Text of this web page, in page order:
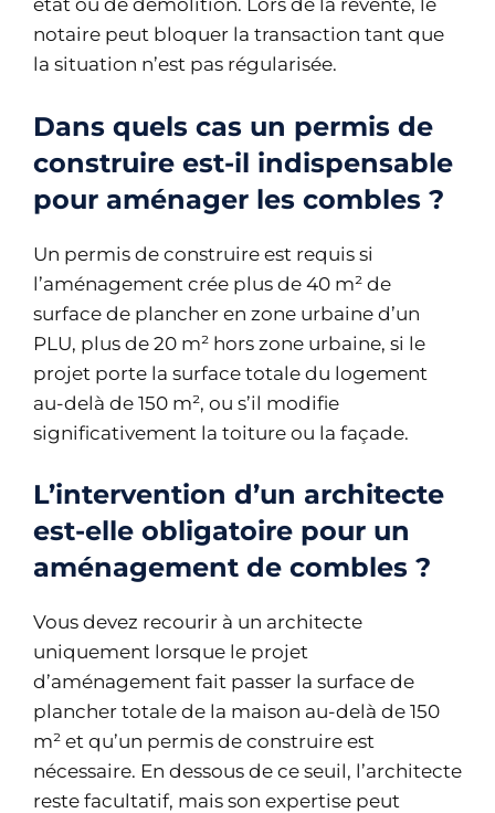
état ou de démolition. Lors de la revente, le
notaire peut bloquer la transaction tant que
la situation n’est pas régularisée.
Dans quels cas un permis de
construire est-il indispensable
pour aménager les combles ?
Un permis de construire est requis si
l’aménagement crée plus de 40 m² de
surface de plancher en zone urbaine d’un
PLU, plus de 20 m² hors zone urbaine, si le
projet porte la surface totale du logement
au-delà de 150 m², ou s’il modifie
significativement la toiture ou la façade.
L’intervention d’un architecte
est-elle obligatoire pour un
aménagement de combles ?
Vous devez recourir à un architecte
uniquement lorsque le projet
d’aménagement fait passer la surface de
plancher totale de la maison au-delà de 150
m² et qu’un permis de construire est
nécessaire. En dessous de ce seuil, l’architecte
reste facultatif, mais son expertise peut